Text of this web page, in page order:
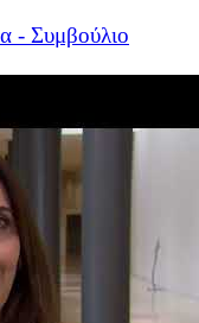
- Συμβούλιο